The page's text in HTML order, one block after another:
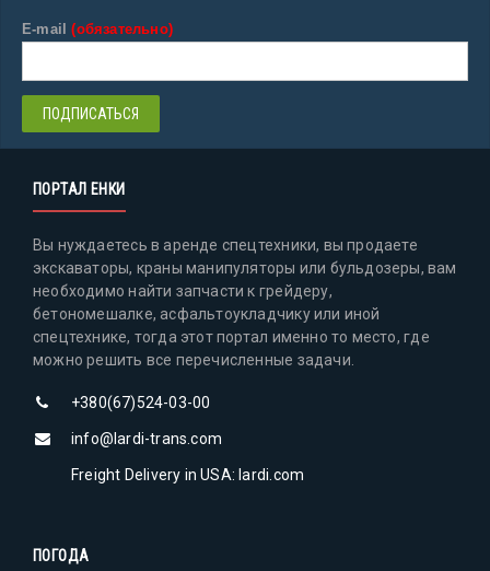
E-mail(обязательно)
ПОРТАЛ ЕНКИ
Вы нуждаетесь в аренде спецтехники, вы продаете
экскаваторы, краны манипуляторы или бульдозеры, вам
необходимо найти запчасти к грейдеру,
бетономешалке, асфальтоукладчику или иной
спецтехнике, тогда этот портал именно то место, где
можно решить все перечисленные задачи.
+380(67)524-03-00
info@lardi-trans.com
Freight Delivery in USA: lardi.com
ПОГОДА